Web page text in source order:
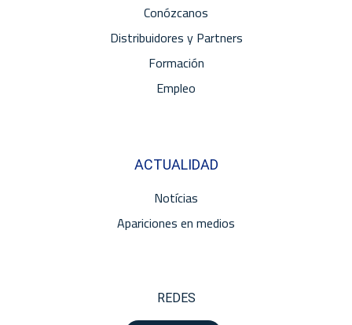
Conózcanos
Distribuidores y Partners
Formación
Empleo
ACTUALIDAD
Notícias
Apariciones en medios
REDES